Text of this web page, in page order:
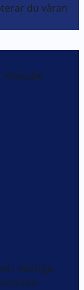
du våran
Youtube
vanliga